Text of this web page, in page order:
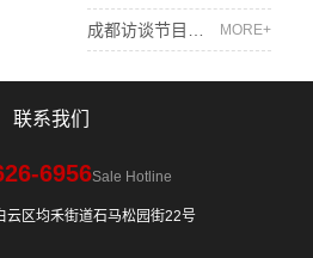
MORE+
成都访谈节目演播厅
联系我们
6956Sale Hotline
云区均禾街道石马松园街22号